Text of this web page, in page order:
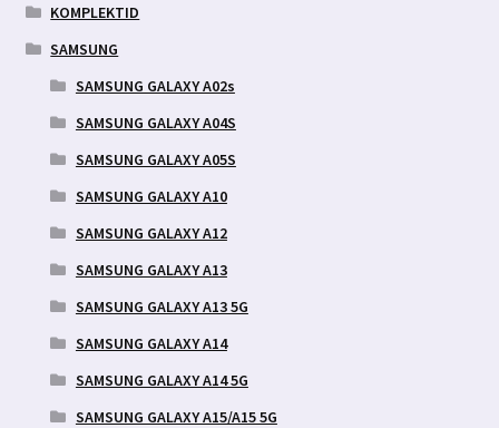
KOMPLEKTID
SAMSUNG
SAMSUNG GALAXY A02s
SAMSUNG GALAXY A04S
SAMSUNG GALAXY A05S
SAMSUNG GALAXY A10
SAMSUNG GALAXY A12
SAMSUNG GALAXY A13
SAMSUNG GALAXY A13 5G
SAMSUNG GALAXY A14
SAMSUNG GALAXY A14 5G
SAMSUNG GALAXY A15/A15 5G